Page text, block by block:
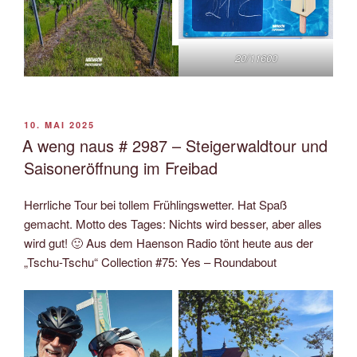
20/11600
VERÖFFENTLICHT
AM
10. MAI 2025
A weng naus # 2987 – Steigerwaldtour und
Saisoneröffnung im Freibad
Herrliche Tour bei tollem Frühlingswetter. Hat Spaß
gemacht. Motto des Tages: Nichts wird besser, aber alles
wird gut! 🙂 Aus dem Haenson Radio tönt heute aus der
„Tschu-Tschu“ Collection #75: Yes – Roundabout